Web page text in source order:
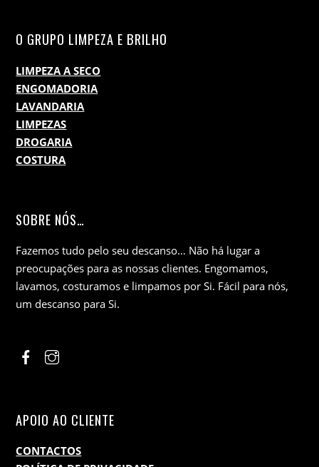
O GRUPO LIMPEZA E BRILHO
LIMPEZA A SECO
ENGOMADORIA
LAVANDARIA
LIMPEZAS
DROGARIA
COSTURA
SOBRE NÓS…
Fazemos tudo pelo seu descanso… Não há lugar a
preocupações para as nossas clientes. Engomamos,
lavamos, costuramos e limpamos por Si. Fácil para nós,
um descanso para Si.
APOIO AO CLIENTE
CONTACTOS